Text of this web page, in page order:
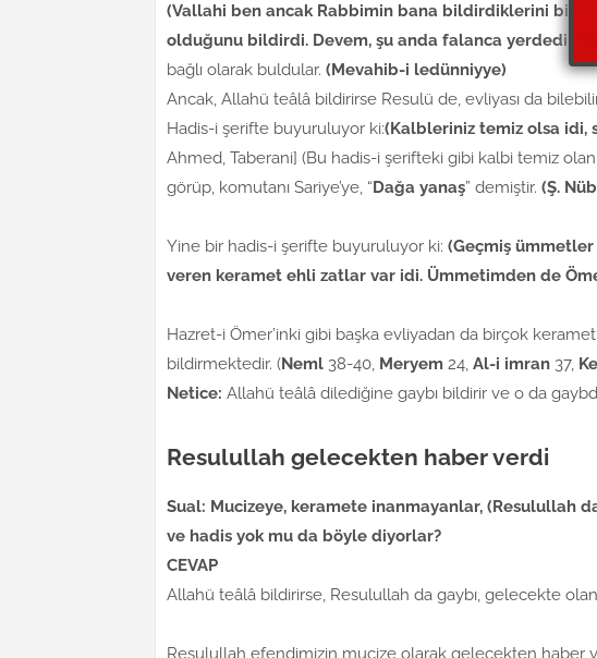
(Vallahi ben ancak Rabbimin bana bildirdiklerini
olduğunu bildirdi. Devem, şu anda falanca yerdedir)
bağlı olarak buldular. (Mevahib-i ledünniyye)
Ancak, Allahü teâlâ bildirirse Resulü de, evliyası da
Hadis-i şerifte buyuruluyor ki:(Kalbleriniz temiz olsa idi,
Ahmed, Taberani] (Bu hadis-i şerifteki gibi kalbi temiz
görüp, komutanı Sariye’ye, “ Dağa yanaş” demiştir. (Ş.
Yine bir hadis-i şerifte buyuruluyor ki: (Geçmiş
veren keramet ehli zatlar var idi. Ümmetimden de
Hazret-i Ömer’inki gibi başka evliyadan da birçok
bildirmektedir. (Neml 38-40, Meryem 24, Al-i imran 37,
Netice: Allahü teâlâ dilediğine gaybı bildirir ve o da
Resulullah gelecekten haber verdi
Sual: Mucizeye, keramete inanmayanlar, (Resulullah
ve hadis yok mu da böyle diyorlar?
CEVAP
Allahü teâlâ bildirirse, Resulullah da gaybı, gelecekte